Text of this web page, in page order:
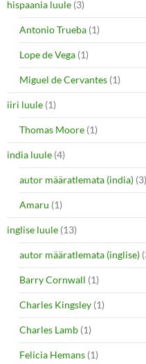
hispaania luule (3)
Antonio Trueba (1)
Lope de Vega (1)
Miguel de Cervantes (1)
iiri luule (1)
Thomas Moore (1)
india luule (4)
autor määratlemata (india) (3)
Amaru (1)
inglise luule (13)
autor määratlemata (inglise)
Barry Cornwall (1)
Charles Kingsley (1)
Charles Lamb (1)
Felicia Hemans (1)